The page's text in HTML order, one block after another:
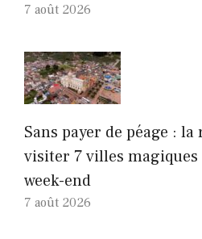
7 août 2026
Sans payer de péage :
visiter 7 villes
week-end
7 août 2026